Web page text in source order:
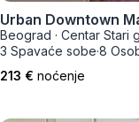
Urban Downtown
Beograd · Centar Stari
3 Spavaće sobe·8
213 € noćenje